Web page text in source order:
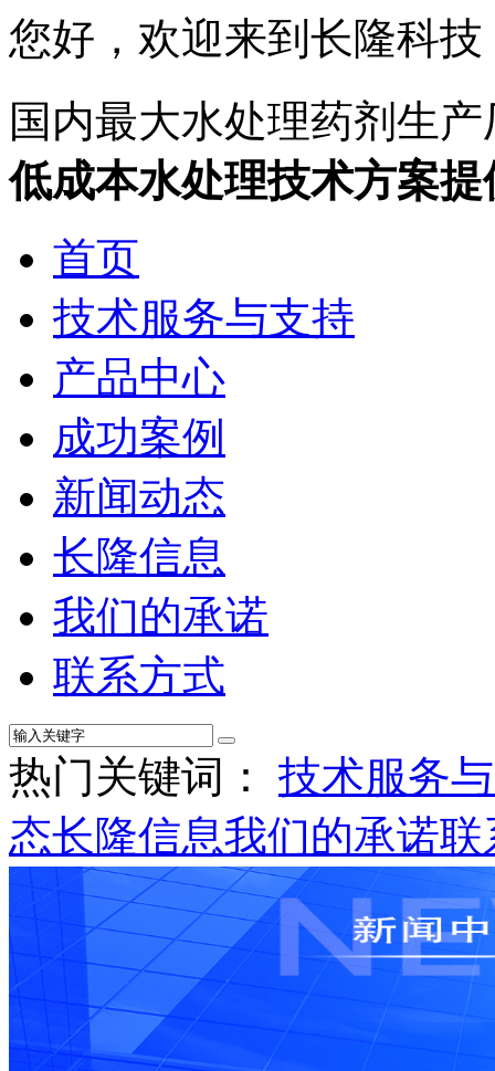
您好，欢迎来到长隆科技
国内最大水处理药剂生产
低成本水处理技术方案提
首页
技术服务与支持
产品中心
成功案例
新闻动态
长隆信息
我们的承诺
联系方式
热门关键词： 技术服务
态长隆信息我们的承诺联